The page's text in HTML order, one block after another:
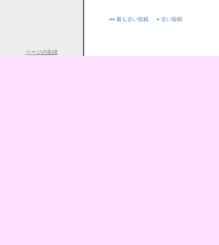
<< 最も古い投稿 < 古い投稿
ページの先頭